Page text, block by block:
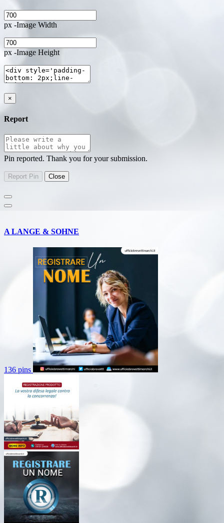
px -Image Width
px -Image Height
×
Report
Pin reported. Thank you for your submission.
A LANGE & SOHNE
136 pins